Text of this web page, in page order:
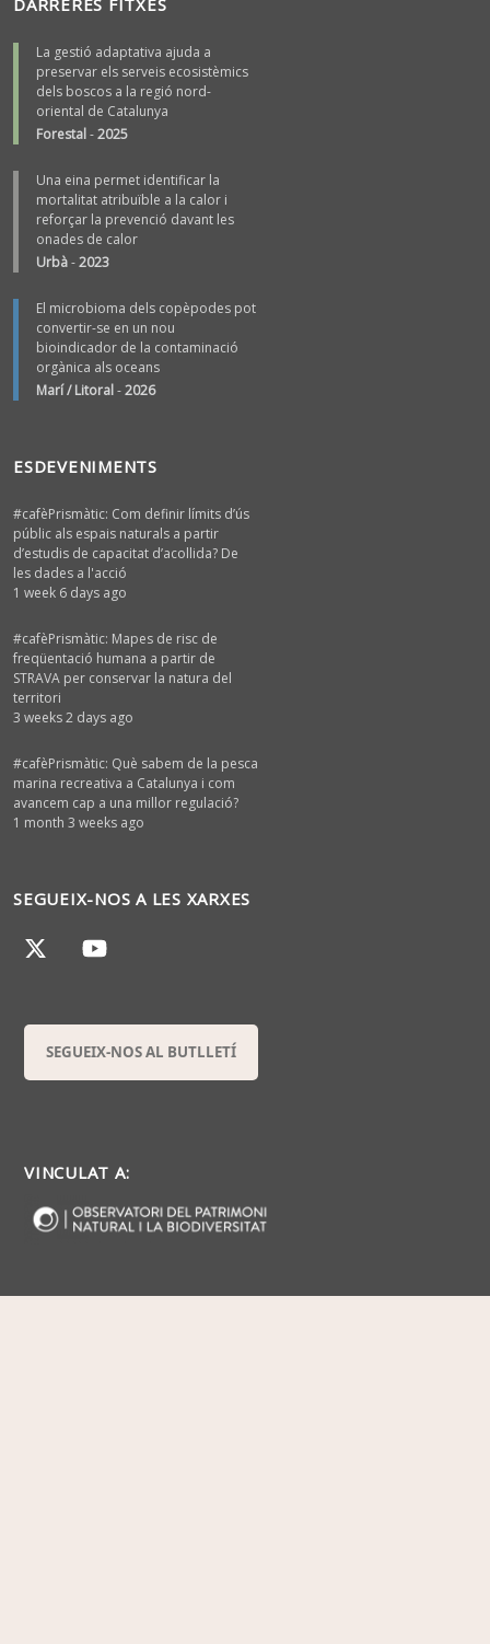
La gestió adaptativa ajuda a
preservar els serveis ecosistèmics
dels boscos a la regió nord-
oriental de Catalunya
Forestal-2025
Una eina permet identificar la
mortalitat atribuïble a la calor i
reforçar la prevenció davant les
onades de calor
Urbà-2023
El microbioma dels copèpodes pot
convertir-se en un nou
bioindicador de la contaminació
orgànica als oceans
Marí / Litoral-2026
ESDEVENIMENTS
#cafèPrismàtic: Com definir límits d’ús
públic als espais naturals a partir
d’estudis de capacitat d’acollida? De
les dades a l'acció
1 week 6 days ago
#cafèPrismàtic: Mapes de risc de
freqüentació humana a partir de
STRAVA per conservar la natura del
territori
3 weeks 2 days ago
#cafèPrismàtic: Què sabem de la pesca
marina recreativa a Catalunya i com
avancem cap a una millor regulació?
1 month 3 weeks ago
SEGUEIX-NOS A LES XARXES
SEGUEIX-NOS AL BUTLLETÍ
VINCULAT A: